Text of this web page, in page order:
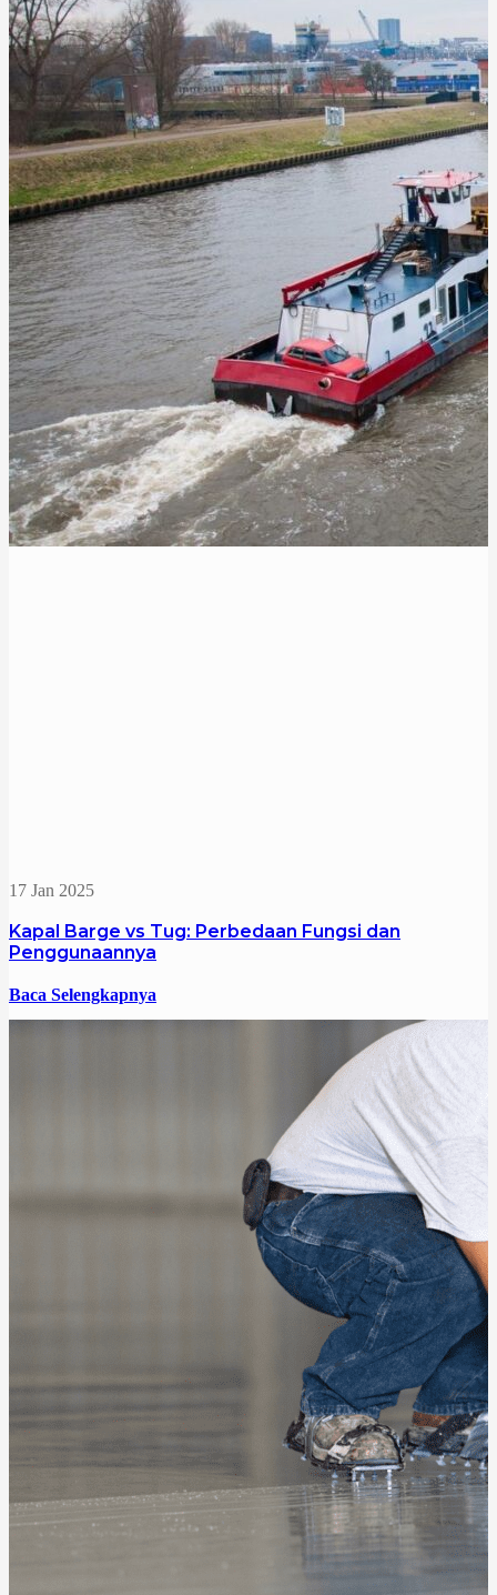
17 Jan 2025
Kapal Barge vs Tug: Perbedaan Fungsi dan
Penggunaannya
Baca Selengkapnya